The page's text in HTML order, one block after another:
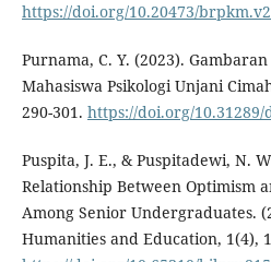
https://doi.org/10.20473/
Purnama, C. Y. (2023).
Mahasiswa Psikologi Unjani
290-301. https://doi.org/
Puspita, J. E., & Puspitadewi, N.
Relationship Between Optimism
Among Senior Undergraduates.
Humanities and Education, 1(4),